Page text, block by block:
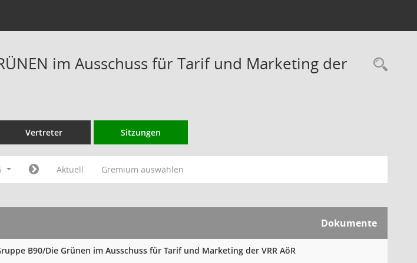
im Ausschuss für Tarif und Marketing der
Vertreter Sitzungen
Aktuell Gremium auswählen
Dokumente
B90/Die Grünen im Ausschuss für Tarif und Marketing der VRR AöR